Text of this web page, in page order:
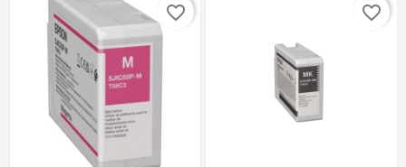
favorite_border favorite_border